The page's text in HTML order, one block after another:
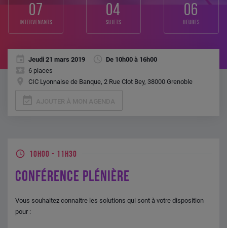
07
intervenants
04
sujets
06
heures
Jeudi 21 mars 2019
De 10h00 à 16h00
6 places
CIC Lyonnaise de Banque, 2 Rue Clot Bey, 38000 Grenoble
10H00 - 11H30
CONFÉRENCE PLÉNIÈRE
Vous souhaitez connaitre les solutions qui sont à votre disposition
pour :